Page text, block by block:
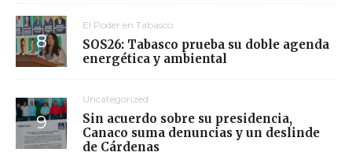
El Poder en Tabasco
SOS26: Tabasco prueba su doble agenda
energética y ambiental
Uncategorized
Sin acuerdo sobre su presidencia,
Canaco suma denuncias y un deslinde
de Cárdenas